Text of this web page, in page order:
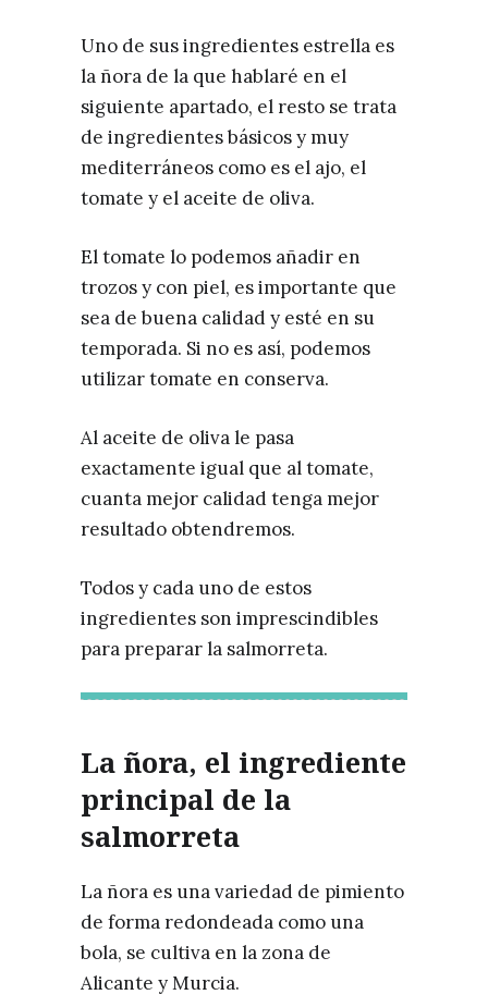
Uno de sus ingredientes estrella es
la ñora de la que hablaré en el
siguiente apartado, el resto se trata
de ingredientes básicos y muy
mediterráneos como es el ajo, el
tomate y el aceite de oliva.
El tomate lo podemos añadir en
trozos y con piel, es importante que
sea de buena calidad y esté en su
temporada. Si no es así, podemos
utilizar tomate en conserva.
Al aceite de oliva le pasa
exactamente igual que al tomate,
cuanta mejor calidad tenga mejor
resultado obtendremos.
Todos y cada uno de estos
ingredientes son imprescindibles
para preparar la salmorreta.
La ñora, el ingrediente
principal de la
salmorreta
La ñora es una variedad de pimiento
de forma redondeada como una
bola, se cultiva en la zona de
Alicante y Murcia.